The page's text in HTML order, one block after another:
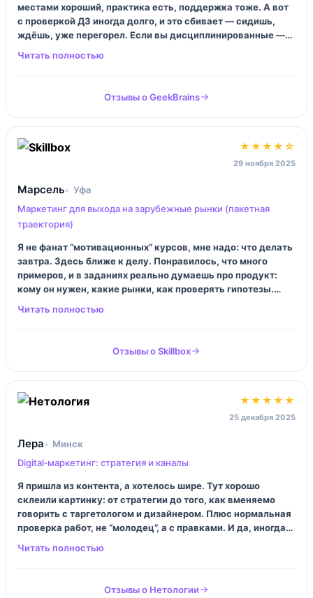
местами хороший, практика есть, поддержка тоже. А вот
с проверкой ДЗ иногда долго, и это сбивает — сидишь,
ждёшь, уже перегорел. Если вы дисциплинированные —
норм, если любите “сделал‑получил‑пошёл дальше”, будет
Отзывы о GeekBrains
★★★★☆
29 ноября 2025
Марсель
Уфа
Маркетинг для выхода на зарубежные рынки (пакетная
траектория)
Я не фанат “мотивационных” курсов, мне надо: что делать
завтра. Здесь ближе к делу. Понравилось, что много
примеров, и в заданиях реально думаешь про продукт:
кому он нужен, какие рынки, как проверять гипотезы.
Иногда раздражало, что хочешь ещё глубже, а блок уже
Отзывы о Skillbox
★★★★★
25 декабря 2025
Лера
Минск
Digital‑маркетинг: стратегия и каналы
Я пришла из контента, а хотелось шире. Тут хорошо
склеили картинку: от стратегии до того, как вменяемо
говорить с таргетологом и дизайнером. Плюс нормальная
проверка работ, не “молодец”, а с правками. И да, иногда
мозг кипел, но это приятный кипяток.
Отзывы о Нетологии